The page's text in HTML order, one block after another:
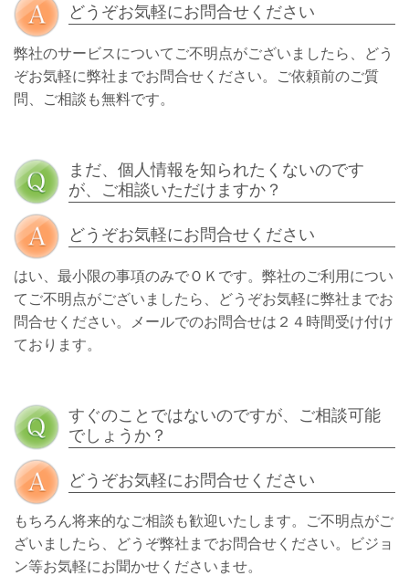
どうぞお気軽にお問合せください
弊社のサービスについてご不明点がございましたら、どう
ぞお気軽に弊社までお問合せください。ご依頼前のご質
問、ご相談も無料です。
まだ、個人情報を知られたくないのです
が、ご相談いただけますか？
どうぞお気軽にお問合せください
はい、最小限の事項のみでＯＫです。弊社のご利用につい
てご不明点がございましたら、どうぞお気軽に弊社までお
問合せください。メールでのお問合せは２４時間受け付け
ております。
すぐのことではないのですが、ご相談可能
でしょうか？
どうぞお気軽にお問合せください
もちろん将来的なご相談も歓迎いたします。ご不明点がご
ざいましたら、どうぞ弊社までお問合せください。ビジョ
ン等お気軽にお聞かせくださいませ。